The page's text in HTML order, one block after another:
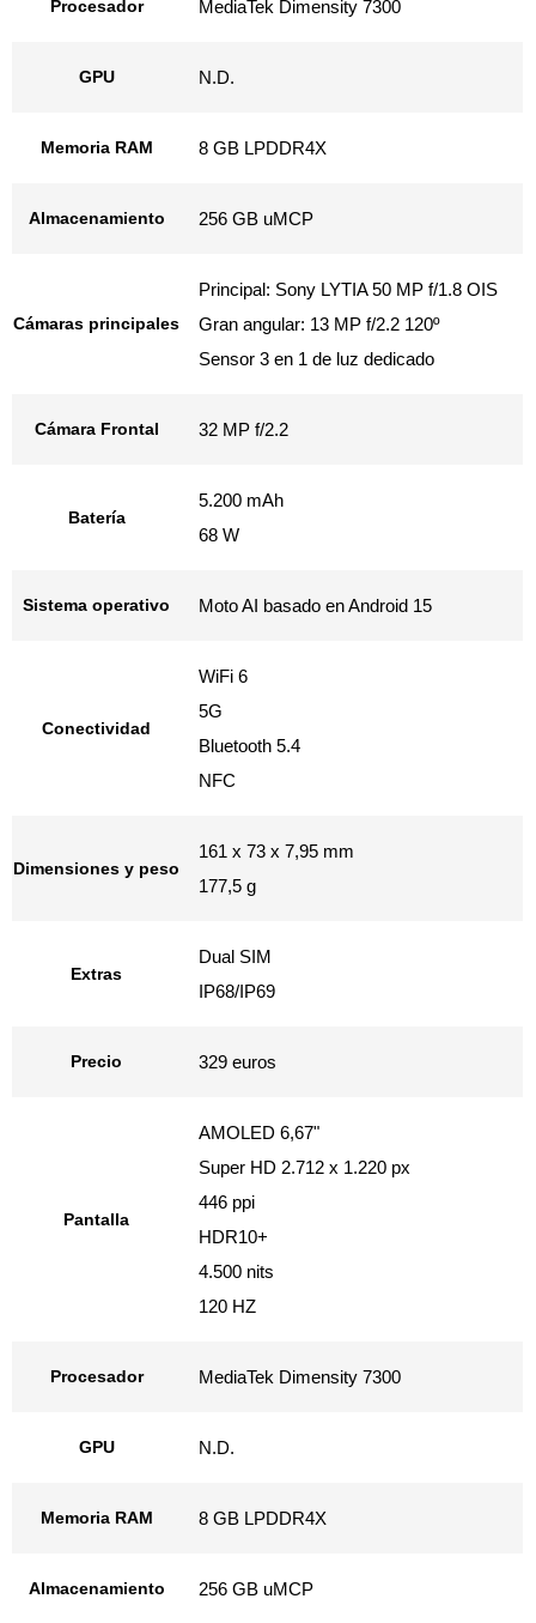
Procesador MediaTek Dimensity 7300
GPU N.D.
Memoria RAM 8 GB LPDDR4X
Almacenamiento 256 GB uMCP
Cámaras principales
Principal: Sony LYTIA 50 MP f/1.8 OIS
Gran angular: 13 MP f/2.2 120º
Sensor 3 en 1 de luz dedicado
Cámara Frontal 32 MP f/2.2
Batería
5.200 mAh
68 W
Sistema operativo Moto AI basado en Android 15
Conectividad
WiFi 6
5G
Bluetooth 5.4
NFC
Dimensiones y peso
161 x 73 x 7,95 mm
177,5 g
Extras
Dual SIM
IP68/IP69
Precio 329 euros
Pantalla
AMOLED 6,67"
Super HD 2.712 x 1.220 px
446 ppi
HDR10+
4.500 nits
120 HZ
Procesador MediaTek Dimensity 7300
GPU N.D.
Memoria RAM 8 GB LPDDR4X
Almacenamiento 256 GB uMCP